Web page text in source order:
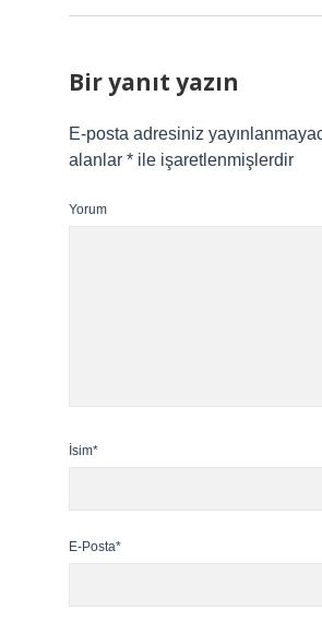
Bir yanıt yazın
E-posta adresiniz
alanlar * ile işaretlenmişlerdir
Yorum
İsim*
E-Posta*